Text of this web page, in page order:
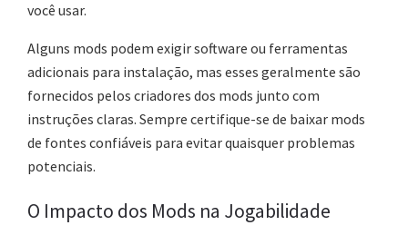
você usar.
Alguns mods podem exigir software ou ferramentas
adicionais para instalação, mas esses geralmente são
fornecidos pelos criadores dos mods junto com
instruções claras. Sempre certifique-se de baixar mods
de fontes confiáveis para evitar quaisquer problemas
potenciais.
O Impacto dos Mods na Jogabilidade